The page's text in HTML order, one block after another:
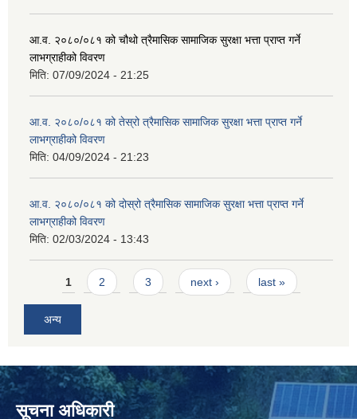
आ.व. २०८०/०८१ को चौथो त्रैमासिक सामाजिक सुरक्षा भत्ता प्राप्त गर्ने
लाभग्राहीको विवरण
मिति: 07/09/2024 - 21:25
आ.व. २०८०/०८१ को तेस्रो त्रैमासिक सामाजिक सुरक्षा भत्ता प्राप्त गर्ने
लाभग्राहीको विवरण
मिति: 04/09/2024 - 21:23
आ.व. २०८०/०८१ को दोस्रो त्रैमासिक सामाजिक सुरक्षा भत्ता प्राप्त गर्ने
लाभग्राहीको विवरण
मिति: 02/03/2024 - 13:43
Pages
1 2 3 next › last »
अन्य
सूचना अधिकारी